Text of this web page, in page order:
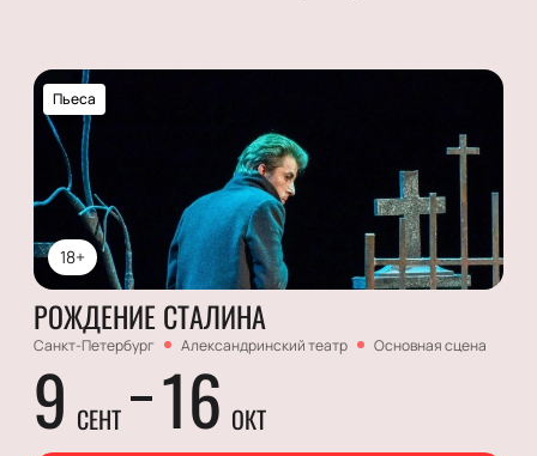
18+
Пьеса
РОЖДЕНИЕ СТАЛИНА
Санкт-Петербург Александринский театр Основная сцена
9 СЕНТ 16 ОКТ